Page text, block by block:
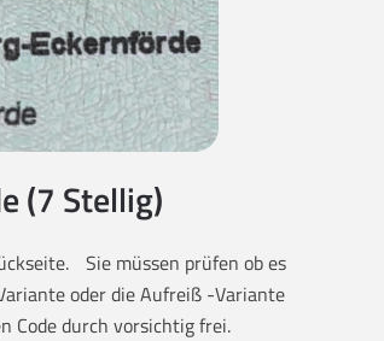
(7 Stellig)
Sie müssen prüfen ob es
oder die Aufreiß -Variante
Code durch vorsichtig frei.